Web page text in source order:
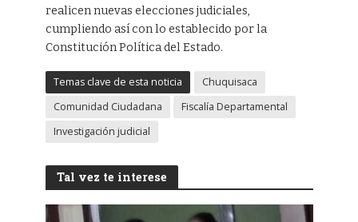
realicen nuevas elecciones judiciales,
cumpliendo así con lo establecido por la
Constitución Política del Estado.
Temas clave de esta noticia
Chuquisaca
Comunidad Ciudadana
Fiscalía Departamental
Investigación judicial
Tal vez te interese